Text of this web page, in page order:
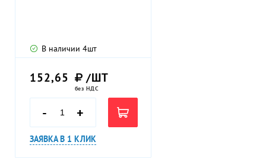
В наличии 4шт
152,65 /ШТ
без НДС
- +
ЗАЯВКА В 1 КЛИК